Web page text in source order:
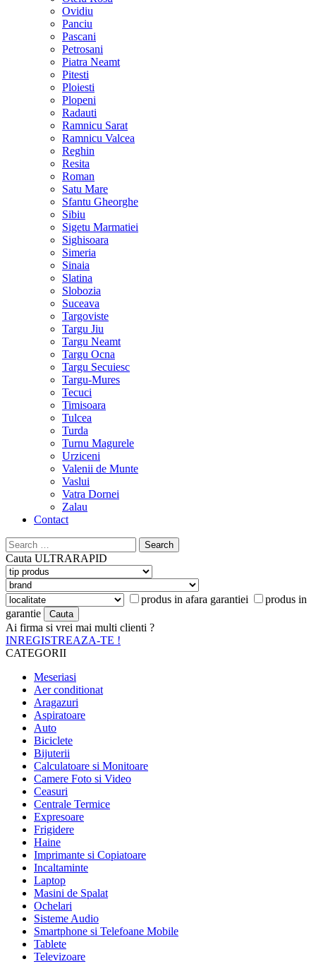
Ovidiu
Panciu
Pascani
Petrosani
Piatra Neamt
Pitesti
Ploiesti
Plopeni
Radauti
Ramnicu Sarat
Ramnicu Valcea
Reghin
Resita
Roman
Satu Mare
Sfantu Gheorghe
Sibiu
Sigetu Marmatiei
Sighisoara
Simeria
Sinaia
Slatina
Slobozia
Suceava
Targoviste
Targu Jiu
Targu Neamt
Targu Ocna
Targu Secuiesc
Targu-Mures
Tecuci
Timisoara
Tulcea
Turda
Turnu Magurele
Urziceni
Valenii de Munte
Vaslui
Vatra Dornei
Zalau
Contact
Search
for:
Cauta ULTRARAPID
produs in afara garantiei
produs in
garantie
Ai firma si vrei mai multi clienti ?
INREGISTREAZA-TE !
CATEGORII
Meseriasi
Aer conditionat
Aragazuri
Aspiratoare
Auto
Biciclete
Bijuterii
Calculatoare si Monitoare
Camere Foto si Video
Ceasuri
Centrale Termice
Expresoare
Frigidere
Haine
Imprimante si Copiatoare
Incaltaminte
Laptop
Masini de Spalat
Ochelari
Sisteme Audio
Smartphone si Telefoane Mobile
Tablete
Televizoare